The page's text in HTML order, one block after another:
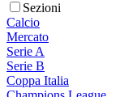
Sezioni
Calcio
Mercato
Serie A
Serie B
Coppa Italia